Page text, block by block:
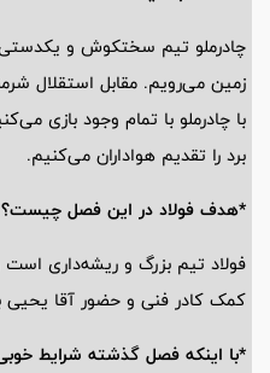
چادرملو تیم سختکوش و یکدستی
زمین می‌رویم. مقابل استقلال
با چادرملو با تمام وجود بازی
برد را تقدیم هواداران می‌کنیم.
*هدف فولاد در این فصل چیست؟
فولاد تیم بزرگ و ریشه‌داری است
کمک کادر فنی و حضور آقا
*با اینکه فصل گذشته شرایط